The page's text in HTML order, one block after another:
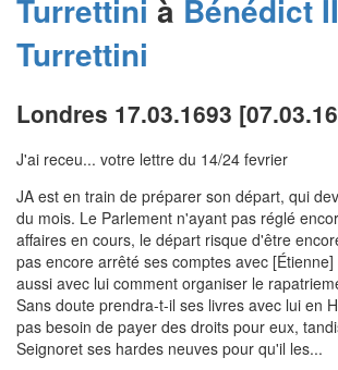
Turrettini à Bénédict II
Turrettini
Londres 17.03.1693
J'ai receu... votre lettre du 14/24 fevrier
JA est en train de préparer son départ, qui
du mois. Le Parlement n'ayant pas réglé
affaires en cours, le départ risque d'être
pas encore arrêté ses comptes avec
aussi avec lui comment organiser le
Sans doute prendra-t-il ses livres avec lui en
pas besoin de payer des droits pour eux,
Seignoret ses hardes neuves pour qu'il les...